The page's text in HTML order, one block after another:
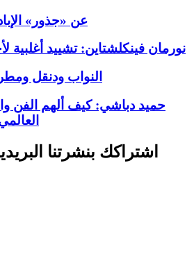
عن «جذور»
نورمان فينكلشتاين: تشييد
النواب ودنقل
حميد دباشي: كيف ألهم الفن
اشتراكك بنشرتنا